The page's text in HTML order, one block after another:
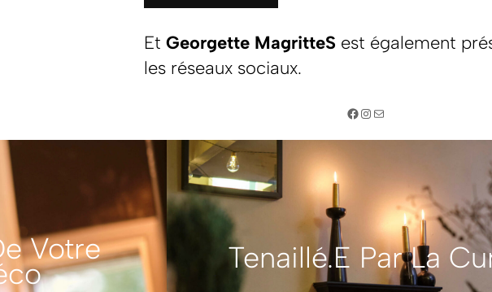
EtGeorgette MagritteS est également
les réseaux sociaux.
Facebook
Instagram
E-mail
Votre Tenaillé.e Par La